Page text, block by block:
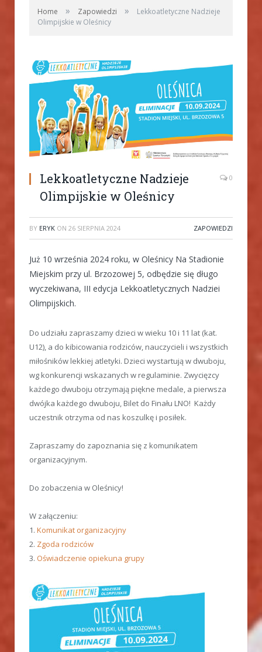
Home » Zapowiedzi »
Lekkoatletyczne Nadzieje
Olimpijskie w Oleśnicy
Lekkoatletyczne Nadzieje
Olimpijskie w Oleśnicy
0
BY ERYK ON 26 SIERPNIA 2024 ZAPOWIEDZI
Już 10 września 2024 roku, w Oleśnicy Na Stadionie
Miejskim przy ul. Brzozowej 5, odbędzie się długo
wyczekiwana, III edycja Lekkoatletycznych Nadziei
Olimpijskich.
Do udziału zapraszamy dzieci w wieku 10 i 11 lat (kat.
U12), a do kibicowania rodziców, nauczycieli i wszystkich
miłośników lekkiej atletyki. Dzieci wystartują w dwuboju,
wg konkurencji wskazanych w regulaminie. Zwycięzcy
każdego dwuboju otrzymają piękne medale, a pierwsza
dwójka każdego dwuboju, Bilet do Finału LNO! Każdy
uczestnik otrzyma od nas koszulkę i posiłek.
Zapraszamy do zapoznania się z komunikatem
organizacyjnym.
Do zobaczenia w Oleśnicy!
W załączeniu:
1. Komunikat organizacyjny
2. Zgoda rodziców
3. Oświadczenie opiekuna grupy